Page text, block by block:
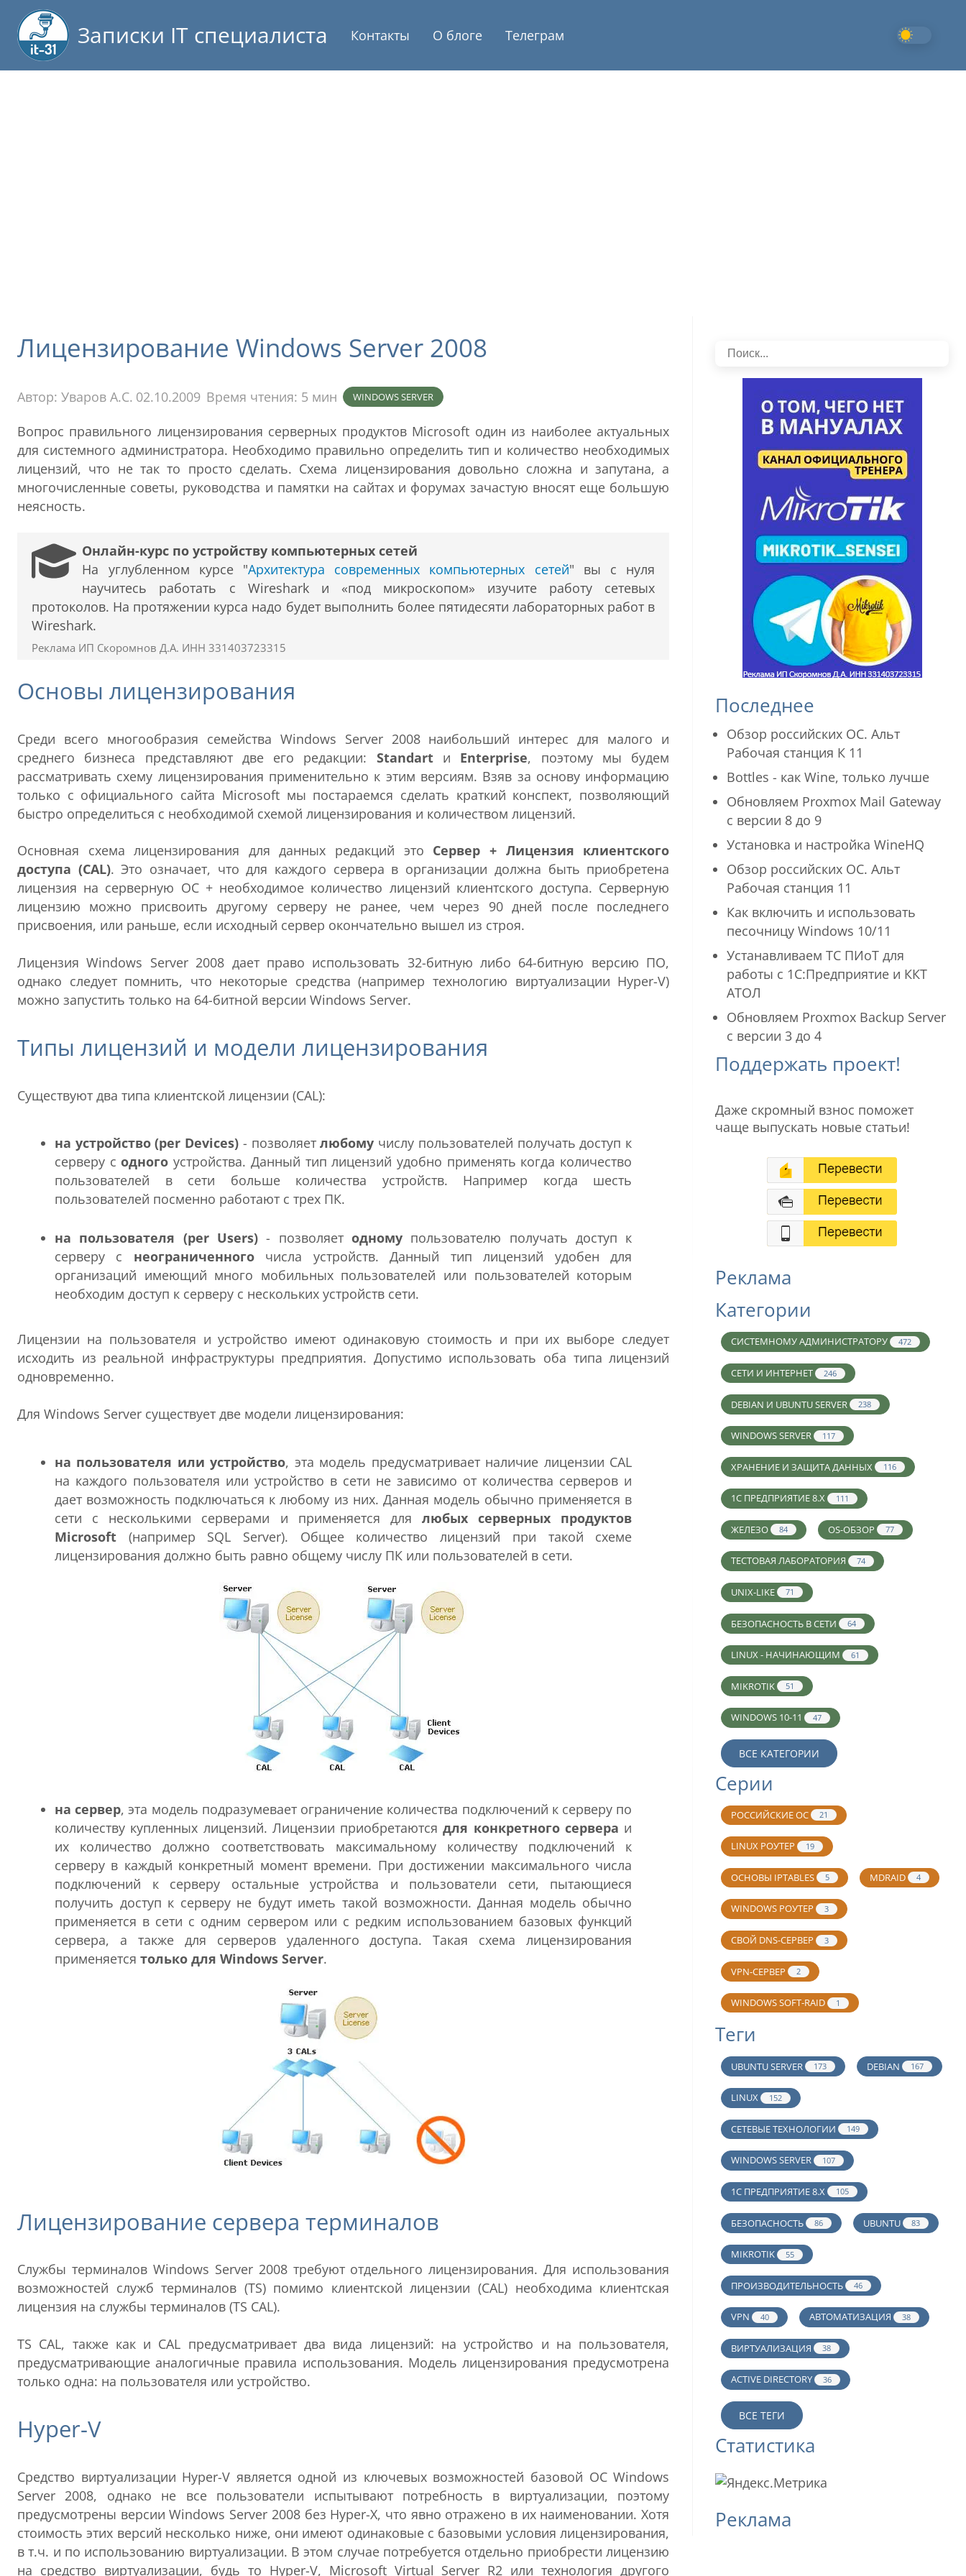
Записки IT специалиста Контакты О блоге Телеграм
Лицензирование Windows Server 2008
Автор: Уваров А.С. 02.10.2009 Время чтения: 5 мин WINDOWS SERVER
Вопрос правильного лицензирования серверных продуктов Microsoft один из наиболее актуальных
для системного администратора. Необходимо правильно определить тип и количество необходимых
лицензий, что не так то просто сделать. Схема лицензирования довольно сложна и запутана, а
многочисленные советы, руководства и памятки на сайтах и форумах зачастую вносят еще большую
неясность.
Онлайн-курс по устройству компьютерных сетей
На углубленном курсе "Архитектура современных компьютерных сетей" вы с нуля
научитесь работать с Wireshark и «под микроскопом» изучите работу сетевых
протоколов. На протяжении курса надо будет выполнить более пятидесяти лабораторных работ в
Wireshark.
Реклама ИП Скоромнов Д.А. ИНН 331403723315
Основы лицензирования
Среди всего многообразия семейства Windows Server 2008 наибольший интерес для малого и
среднего бизнеса представляют две его редакции: Standartи Enterprise, поэтому мы будем
рассматривать схему лицензирования применительно к этим версиям. Взяв за основу информацию
только с официального сайта Microsoft мы постараемся сделать краткий конспект, позволяющий
быстро определиться с необходимой схемой лицензирования и количеством лицензий.
Основная схема лицензирования для данных редакций это Сервер + Лицензия клиентского
доступа (CAL). Это означает, что для каждого сервера в организации должна быть приобретена
лицензия на серверную ОС + необходимое количество лицензий клиентского доступа. Серверную
лицензию можно присвоить другому серверу не ранее, чем через 90 дней после последнего
присвоения, или раньше, если исходный сервер окончательно вышел из строя.
Лицензия Windows Server 2008 дает право использовать 32-битную либо 64-битную версию ПО,
однако следует помнить, что некоторые средства (например технологию виртуализации Hyper-V)
можно запустить только на 64-битной версии Windows Server.
Типы лицензий и модели лицензирования
Существуют два типа клиентской лицензии (CAL):
на устройство (per Devices) - позволяетлюбому числу пользователей получать доступ к
серверу содного устройства. Данный тип лицензий удобно применять когда количество
пользователей в сети больше количества устройств. Например когда шесть
пользователей посменно работают с трех ПК.
на пользователя (per Users)- позволяет одномупользователю получать доступ к
серверу с неограниченногочисла устройств. Данный тип лицензий удобен для
организаций имеющий много мобильных пользователей или пользователей которым
необходим доступ к серверу с нескольких устройств сети.
Лицензии на пользователя и устройство имеют одинаковую стоимость и при их выборе следует
исходить из реальной инфраструктуры предприятия. Допустимо использовать оба типа лицензий
одновременно.
Для Windows Server существует две модели лицензирования:
на пользователя или устройство, эта модель предусматривает наличие лицензии CAL
на каждого пользователя или устройство в сети не зависимо от количества серверов и
дает возможность подключаться к любому из них. Данная модель обычно применяется в
сети с несколькими серверами и применяется для любых серверных продуктов
Microsoft (например SQL Server). Общее количество лицензий при такой схеме
лицензирования должно быть равно общему числу ПК или пользователей в сети.
на сервер, эта модель подразумевает ограничение количества подключений к серверу по
количеству купленных лицензий. Лицензии приобретаютсядля конкретного сервера и
их количество должно соответствовать максимальному количеству подключений к
серверу в каждый конкретный момент времени. При достижении максимального числа
подключений к серверу остальные устройства и пользователи сети, пытающиеся
получить доступ к серверу не будут иметь такой возможности. Данная модель обычно
применяется в сети с одним сервером или с редким использованием базовых функций
сервера, а также для серверов удаленного доступа. Такая схема лицензирования
применяется только для Windows Server.
Лицензирование сервера терминалов
Службы терминалов Windows Server 2008 требуют отдельного лицензирования. Для использования
возможностей служб терминалов (TS) помимо клиентской лицензии (CAL) необходима клиентская
лицензия на службы терминалов (TS CAL).
TS CAL, также как и CAL предусматривает два вида лицензий: на устройство и на пользователя,
предусматривающие аналогичные правила использования. Модель лицензирования предусмотрена
только одна: на пользователя или устройство.
Hyper-V
Средство виртуализации Hyper-V является одной из ключевых возможностей базовой ОС Windows
Server 2008, однако не все пользователи испытывают потребность в виртуализации, поэтому
предусмотрены версии Windows Server 2008 без Hyper-X, что явно отражено в их наименовании. Хотя
стоимость этих версий несколько ниже, они имеют одинаковые с базовыми условия лицензирования,
в т.ч. и по использованию виртуализации. В этом случае потребуется отдельно приобрести лицензию
на средство виртуализации, будь то Hyper-V, Microsoft Virtual Server R2 или технология другого
Последнее
Обзор российских ОС. Альт
Рабочая станция К 11
Bottles - как Wine, только лучше
Обновляем Proxmox Mail Gateway
с версии 8 до 9
Установка и настройка WineHQ
Обзор российских ОС. Альт
Рабочая станция 11
Как включить и использовать
песочницу Windows 10/11
Устанавливаем ТС ПИоТ для
работы с 1С:Предприятие и ККТ
АТОЛ
Обновляем Proxmox Backup Server
с версии 3 до 4
Поддержать проект!
Даже скромный взнос поможет
чаще выпускать новые статьи!
Реклама
Категории
СИСТЕМНОМУ АДМИНИСТРАТОРУ 472
СЕТИ И ИНТЕРНЕТ 246
DEBIAN И UBUNTU SERVER 238
WINDOWS SERVER 117
ХРАНЕНИЕ И ЗАЩИТА ДАННЫХ 116
1С ПРЕДПРИЯТИЕ 8.X 111
ЖЕЛЕЗО 84 OS-ОБЗОР 77
ТЕСТОВАЯ ЛАБОРАТОРИЯ 74
UNIX-LIKE 71
БЕЗОПАСНОСТЬ В СЕТИ 64
LINUX - НАЧИНАЮЩИМ 61
MIKROTIK 51
WINDOWS 10-11 47
ВСЕ КАТЕГОРИИ
Серии
РОССИЙСКИЕ ОС 21
LINUX РОУТЕР 19
ОСНОВЫ IPTABLES 5 MDRAID 4
WINDOWS РОУТЕР 3
СВОЙ DNS-СЕРВЕР 3
VPN-СЕРВЕР 2
WINDOWS SOFT-RAID 1
Теги
UBUNTU SERVER 173 DEBIAN 167
LINUX 152
СЕТЕВЫЕ ТЕХНОЛОГИИ 149
WINDOWS SERVER 107
1С ПРЕДПРИЯТИЕ 8.Х 105
БЕЗОПАСНОСТЬ 86 UBUNTU 83
MIKROTIK 55
ПРОИЗВОДИТЕЛЬНОСТЬ 46
VPN 40 АВТОМАТИЗАЦИЯ 38
ВИРТУАЛИЗАЦИЯ 38
ACTIVE DIRECTORY 36
ВСЕ ТЕГИ
Статистика
Реклама